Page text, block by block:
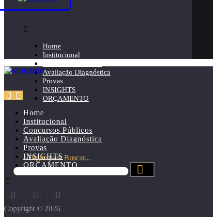
Home
Institucional
Avaliação Diagnóstica
Provas
INSIGHTS
ORÇAMENTO
Digite para Buscar...
Home
Institucional
Concursos Públicos
Avaliação Diagnóstica
Provas
INSIGHTS
ORÇAMENTO
Copyright © 2026